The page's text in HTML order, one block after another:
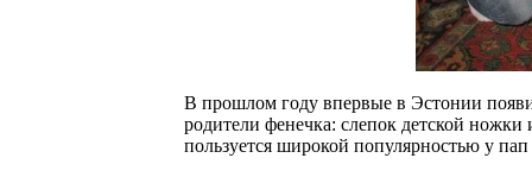
В прошлом году впервые в Эстонии
родители фенечка: слепок детской
пользуется широкой популярностью у